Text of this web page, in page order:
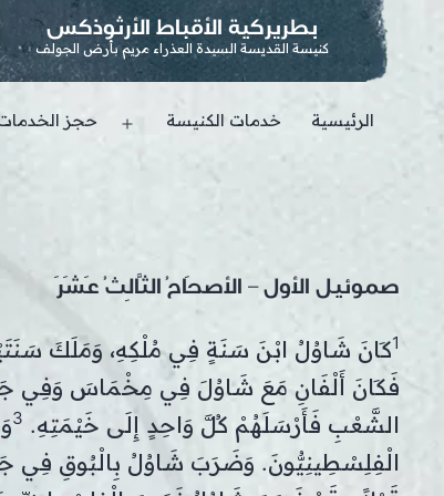
بطريركية الأقباط الأرثوذكس
كنيسة القديسة السيدة العذراء مريم بأرض الجولف
الرئيسية خدمات الكنيسة
Open
حجز
صموئيل الأول – الأصحَاحُ الثَّالِثُ عَشَرَ
1كَانَ شَاوُلُ ابْنَ سَنَةٍ فِي مُلْكِهِ، وَمَلَكَ
فَكَانَ أَلْفَانِ مَعَ شَاوُلَ فِي مِخْمَاسَ وَفِي
الشَّعْبِ فَأَرْسَلَهُمْ كُلَّ وَاحِدٍ إِلَى خَيْمَتِهِ. 3
الْفِلِسْطِينِيُّونَ. وَضَرَبَ شَاوُلُ بِالْبُوقِ فِي